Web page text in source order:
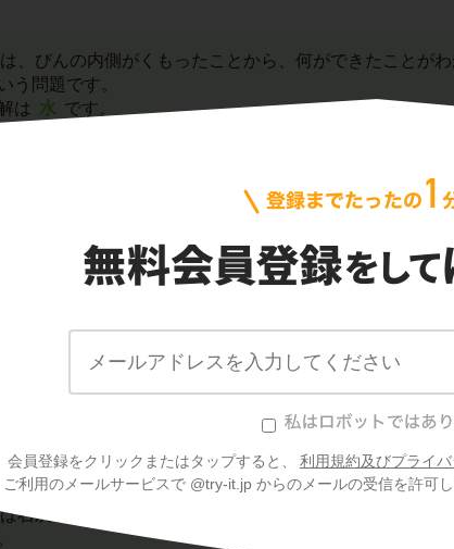
会員登録をクリックまたはタップすると、 利用規約及びプライ
ご利用のメールサービスで @try-it.jp からのメールの受信を許可
、びんの内側がくもったことから、何ができたことが
う問題です。
は 水 です。
が白くにごると、二酸化炭素ができたことが
石灰水の反応から、何という気体が発生したかという問